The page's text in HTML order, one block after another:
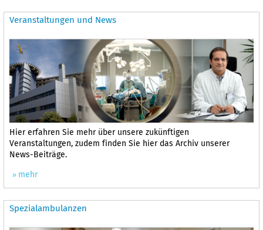
Veranstaltungen und News
Hier erfahren Sie mehr über unsere zukünftigen
Veranstaltungen, zudem finden Sie hier das Archiv unserer
News-Beiträge.
mehr
Spezialambulanzen